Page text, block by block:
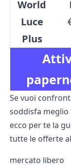
World
Luce
Plus
Se vuoi
soddisfa meglio
ecco per te la
tutte le offerte
mercato libero